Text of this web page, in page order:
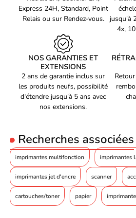
maximale
A1 (594 x 841
SingleSheet0.3
ISO, Format Series A
(A0...A9)
A1, A2, A3,
ISO, Format Series A
(A0...A9)
ISO, Formats Series-B
(B0...B9)
B1,B2,B3,B4,B5
Papier en rouleau
Oui
Feuilles (séparées)
Oui
Feuilles (séparées)
Y
Express 24H, Standard, Point
Relais ou sur Rendez-vous.
jusqu'à
4x,
NOS GARANTIES ET
EXTENSIONS
2 ans de garantie inclus sur
les produits neufs, possibilité
d'étendre jusqu'à 5 ans avec
nos extensions.
Recherches associées
imprimantes multifonction imprimantes
imprimantes jet d'encre scanner
cartouches/toner papier